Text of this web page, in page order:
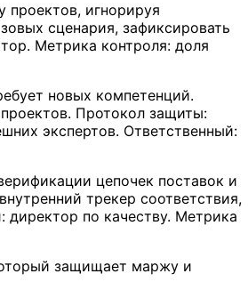
проектов, игнорируя
сценария, зафиксировать
Метрика контроля: доля
новых компетенций.
Протокол защиты:
экспертов. Ответственный:
цепочек поставок и
трекер соответствия,
директор по качеству. Метрика
защищает маржу и